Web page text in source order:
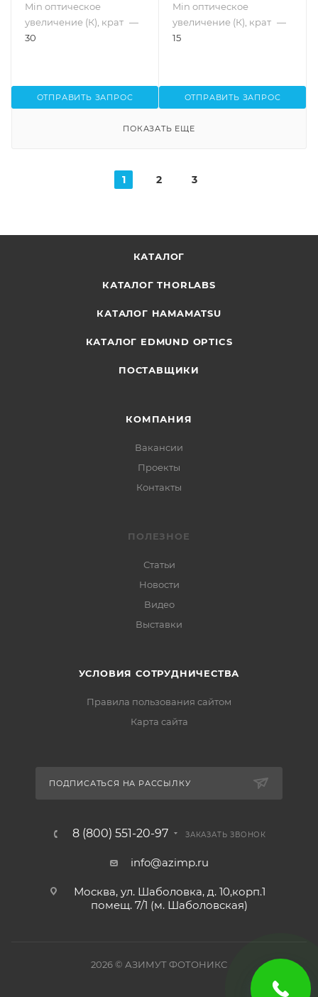
Min оптическое
увеличение (К), крат —
30
ОТПРАВИТЬ ЗАПРОС
Min оптическое
увеличение (К), крат —
15
ОТПРАВИТЬ ЗАПРОС
ПОКАЗАТЬ ЕЩЕ
1 2 3
КАТАЛОГ
КАТАЛОГ THORLABS
КАТАЛОГ HAMAMATSU
КАТАЛОГ EDMUND OPTICS
ПОСТАВЩИКИ
КОМПАНИЯ
Вакансии
Проекты
Контакты
ПОЛЕЗНОЕ
Статьи
Новости
Видео
Выставки
УСЛОВИЯ СОТРУДНИЧЕСТВА
Правила пользования сайтом
Карта сайта
ПОДПИСАТЬСЯ НА РАССЫЛКУ
8 (800) 551-20-97 ЗАКАЗАТЬ ЗВОНОК
info@azimp.ru
Москва, ул. Шаболовка, д. 10,корп.1
помещ. 7/1 (м. Шаболовская)
2026© АЗИМУТ ФОТОНИКС